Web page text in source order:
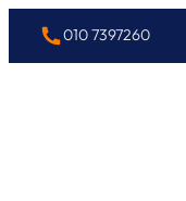
010 7397260